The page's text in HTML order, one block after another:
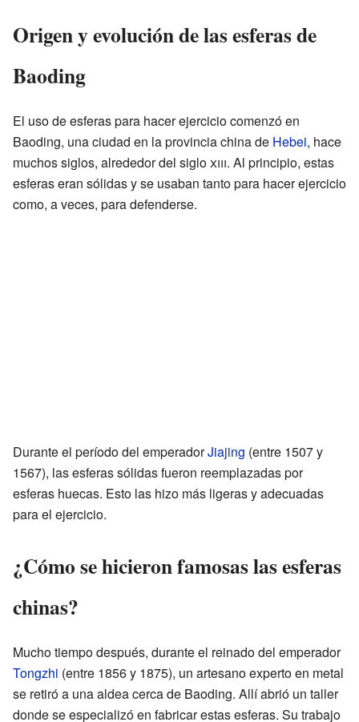
Origen y evolución de las esferas de
Baoding
El uso de esferas para hacer ejercicio comenzó en
Baoding, una ciudad en la provincia china de Hebei, hace
muchos siglos, alrededor del sigloxiii. Al principio, estas
esferas eran sólidas y se usaban tanto para hacer ejercicio
como, a veces, para defenderse.
Durante el período del emperadorJiajing (entre 1507 y
1567), las esferas sólidas fueron reemplazadas por
esferas huecas. Esto las hizo más ligeras y adecuadas
para el ejercicio.
¿Cómo se hicieron famosas las esferas
chinas?
Mucho tiempo después, durante el reinado del emperador
Tongzhi (entre 1856 y 1875), un artesano experto en metal
se retiró a una aldea cerca de Baoding. Allí abrió un taller
donde se especializó en fabricar estas esferas. Su trabajo